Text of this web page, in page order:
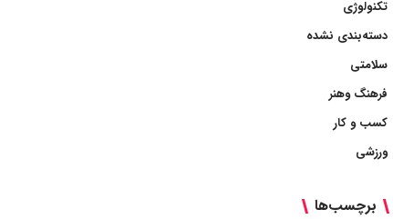
تکنولوژی
دسته‌بندی نشده
سلامتی
فرهنگ وهنر
کسب و کار
ورزشی
برچسب‌ها